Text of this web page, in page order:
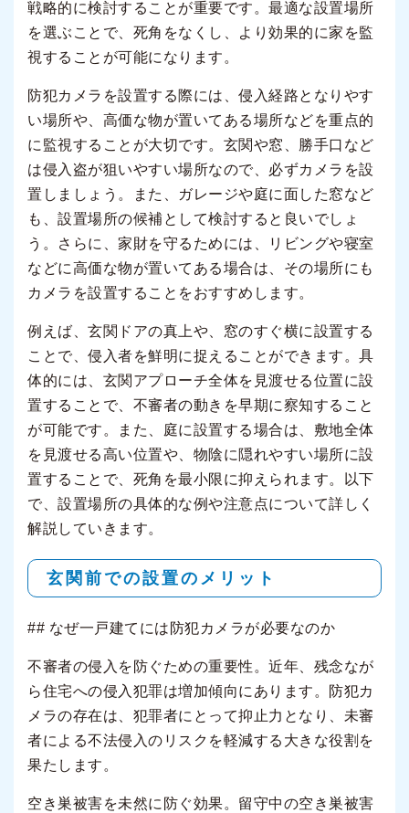
戦略的に検討することが重要です。最適な設置場所
を選ぶことで、死角をなくし、より効果的に家を監
視することが可能になります。
防犯カメラを設置する際には、侵入経路となりやす
い場所や、高価な物が置いてある場所などを重点的
に監視することが大切です。玄関や窓、勝手口など
は侵入盗が狙いやすい場所なので、必ずカメラを設
置しましょう。また、ガレージや庭に面した窓など
も、設置場所の候補として検討すると良いでしょ
う。さらに、家財を守るためには、リビングや寝室
などに高価な物が置いてある場合は、その場所にも
カメラを設置することをおすすめします。
例えば、玄関ドアの真上や、窓のすぐ横に設置する
ことで、侵入者を鮮明に捉えることができます。具
体的には、玄関アプローチ全体を見渡せる位置に設
置することで、不審者の動きを早期に察知すること
が可能です。また、庭に設置する場合は、敷地全体
を見渡せる高い位置や、物陰に隠れやすい場所に設
置することで、死角を最小限に抑えられます。以下
で、設置場所の具体的な例や注意点について詳しく
解説していきます。
玄関前での設置のメリット
## なぜ一戸建てには防犯カメラが必要なのか
不審者の侵入を防ぐための重要性。近年、残念なが
ら住宅への侵入犯罪は増加傾向にあります。防犯カ
メラの存在は、犯罪者にとって抑止力となり、未審
者による不法侵入のリスクを軽減する大きな役割を
果たします。
空き巣被害を未然に防ぐ効果。留守中の空き巣被害